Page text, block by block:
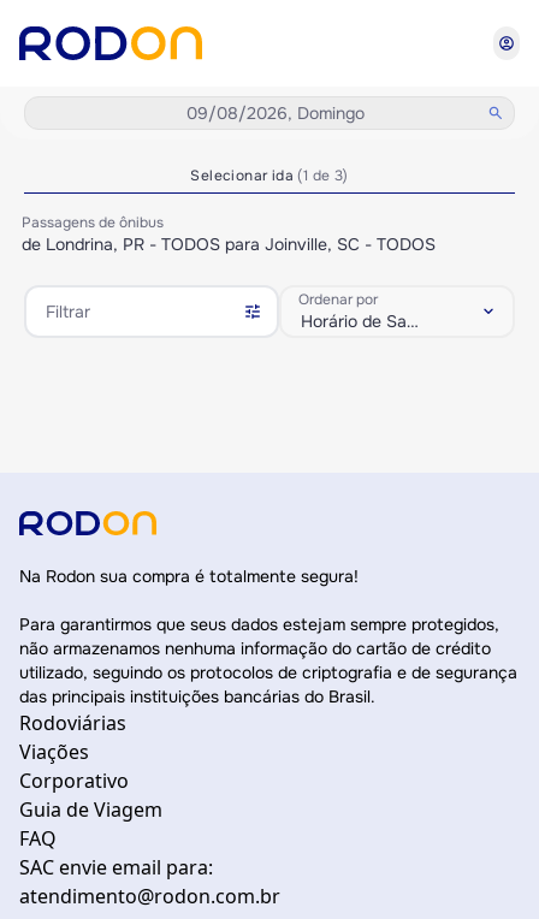
account_circle
09/08/2026, Domingo search
Selecionar ida(1 de 3)
Passagens de ônibus
de Londrina, PR - TODOS para Joinville, SC - TODOS
Filtrar tune Ordenar por
Horário de Saída keyboard_arrow_down
Na Rodon sua compra é totalmente segura!
Para garantirmos que seus dados estejam sempre protegidos,
não armazenamos nenhuma informação do cartão de crédito
utilizado, seguindo os protocolos de criptografia e de segurança
das principais instituições bancárias do Brasil.
Rodoviárias
Viações
Corporativo
Guia de Viagem
FAQ
SAC envie email para:
atendimento@rodon.com.br